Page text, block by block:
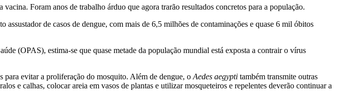
Foram anos de trabalho árduo que agora trarão resultados concretos para a população.
de casos de dengue, com mais de 6,5 milhões de contaminações e quase 6 mil óbitos
(OPAS), estima-se que quase metade da população mundial está exposta a contrair o vírus
para evitar a proliferação do mosquito. Além de dengue, o Aedes aegypti também transmite outras
e calhas, colocar areia em vasos de plantas e utilizar mosqueteiros e repelentes deverão continuar a